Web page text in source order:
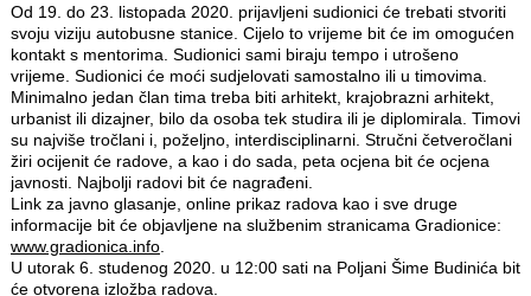
Od 19. do 23. listopada 2020. prijavljeni sudionici će trebati stvoriti
svoju viziju autobusne stanice. Cijelo to vrijeme bit će im omogućen
kontakt s mentorima. Sudionici sami biraju tempo i utrošeno
vrijeme. Sudionici će moći sudjelovati samostalno ili u timovima.
Minimalno jedan član tima treba biti arhitekt, krajobrazni arhitekt,
urbanist ili dizajner, bilo da osoba tek studira ili je diplomirala. Timovi
su najviše tročlani i, poželjno, interdisciplinarni. Stručni četveročlani
žiri ocijenit će radove, a kao i do sada, peta ocjena bit će ocjena
javnosti. Najbolji radovi bit će nagrađeni.
Link za javno glasanje, online prikaz radova kao i sve druge
informacije bit će objavljene na službenim stranicama Gradionice:
www.gradionica.info.
U utorak 6. studenog 2020. u 12:00 sati na Poljani Šime Budinića bit
će otvorena izložba radova.